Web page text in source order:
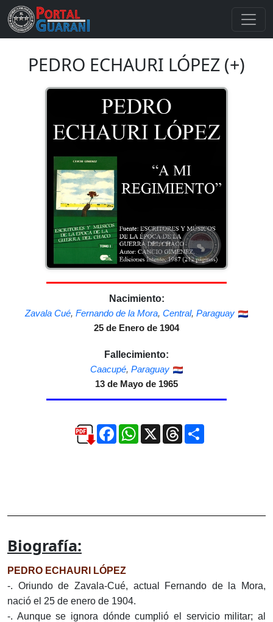
PEDRO ECHAURI LÓPEZ (+)
Nacimiento:
Zavala Cué, Fernando de la Mora, Central, Paraguay
25 de Enero de 1904
Fallecimiento:
Caacupé, Paraguay
13 de Mayo de 1965
FacebookWhatsApp
X ThreadsCompartir
Biografía:
PEDRO ECHAURI LÓPEZ
-. Oriundo de Zavala-Cué, actual Fernando de la Mora,
nació el 25 de enero de 1904.
-. Aunque se ignora dónde cumplió el servicio militar; al